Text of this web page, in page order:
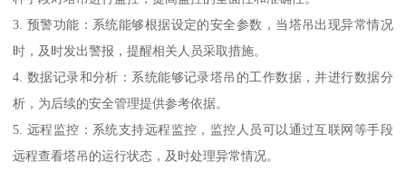
3. 预警功能：系统能够根据设定的安全参数，当塔吊出现异常情况
时，及时发出警报，提醒相关人员采取措施。
4. 数据记录和分析：系统能够记录塔吊的工作数据，并进行数据分
析，为后续的安全管理提供参考依据。
5. 远程监控：系统支持远程监控，监控人员可以通过互联网等手段
远程查看塔吊的运行状态，及时处理异常情况。